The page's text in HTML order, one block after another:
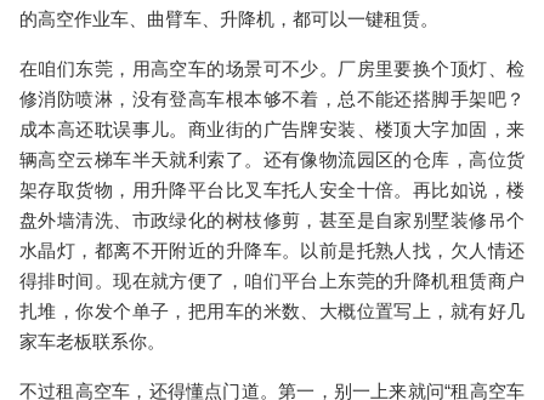
的高空作业车 曲臂车 升降机 ，都可以一键租赁。
在咱们东莞，用高空车的场景可不少。厂房里要换个顶灯、检
修消防喷淋，没有登高车根本够不着，总不能还搭脚手架吧？
成本高还耽误事儿。商业街的 广告牌安装 、楼顶大字加固，来
辆高空云梯车半天就利索了。还有像物流园区的仓库，高位货
架存取货物，用升降平台 比叉车托人安全十倍。再比如说，楼
盘外墙清洗、市政绿化的树枝修剪，甚至是自家别墅装修吊个
水晶灯，都离不开附近的升降车。以前是托熟人找，欠人情还
得排时间。现在就方便了，咱们平台上东莞的升降机租赁商户
扎堆，你发个单子，把用车的米数、大概位置写上，就有好几
家车老板联系你。
不过租高空车，还得懂点门道。第一，别一上来就问“租高空车